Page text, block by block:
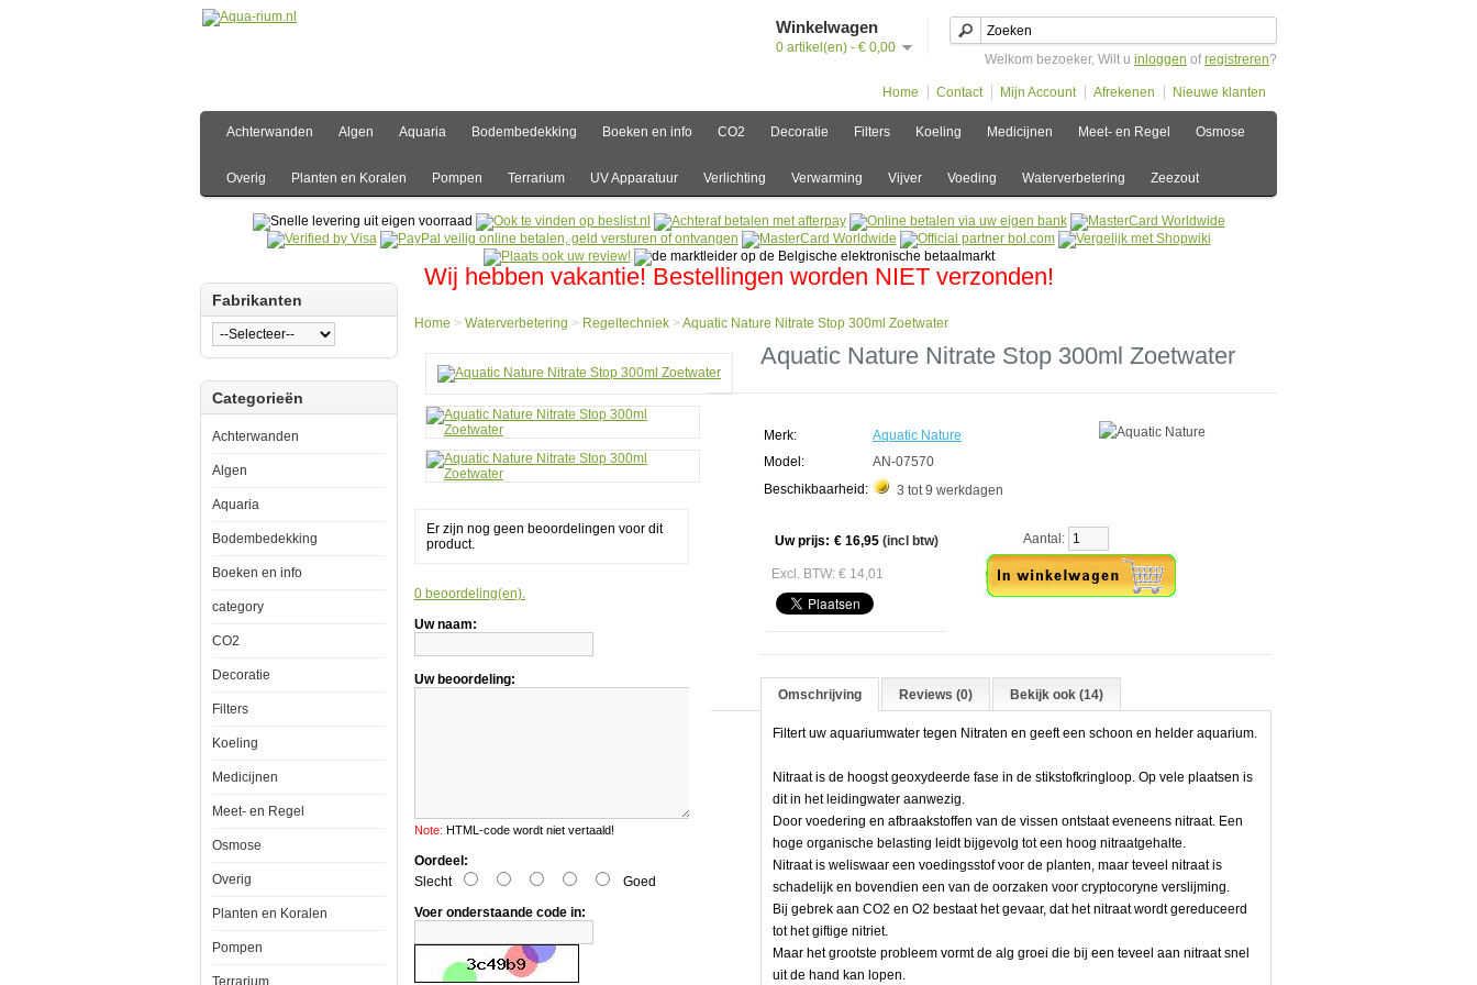
Winkelwagen
0 artikel(en) - € 0,00
Welkom bezoeker, Wilt u inloggen ofregistreren?
Home Contact Mijn Account Afrekenen Nieuwe klanten
Achterwanden Algen Aquaria Bodembedekking Boeken en info CO2 Decoratie Filters Koeling Medicijnen Meet- en Regel Osmose
Overig Planten en Koralen Pompen Terrarium UV Apparatuur Verlichting Verwarming Vijver Voeding Waterverbetering Zeezout
Wij hebben vakantie! Bestellingen worden NIET verzonden!
Fabrikanten
Categorieën
Achterwanden
Algen
Aquaria
Bodembedekking
Boeken en info
category
CO2
Decoratie
Filters
Koeling
Medicijnen
Meet- en Regel
Osmose
Overig
Planten en Koralen
Pompen
Terrarium
Waterverbetering
Regeltechniek
Aquatic
Nitrate
Stop
Nature
Nitrate
Stop
uw
aquariumwater
Nitraten
en
geeft
schoon
Home > Waterverbetering > Regeltechniek > Aquatic Nature Nitrate Stop 300ml Zoetwater
Er zijn nog geen beoordelingen voor dit
product.
0 beoordeling(en).
Uw naam:
Uw beoordeling:
Note: HTML-code wordt niet vertaald!
Oordeel:
Slecht
Goed
Voer onderstaande code in:
Aquatic Nature Nitrate Stop 300ml Zoetwater
Merk:
Aquatic Nature
Model:
AN-07570
Beschikbaarheid:
3 tot 9 werkdagen
Uw prijs: € 16,95 (incl btw)
Excl. BTW: € 14,01
Aantal:
Omschrijving Reviews (0) Bekijk ook (14)
Filtert uw aquariumwater tegen Nitraten en geeft een schoon en helder aquarium.
Nitraat is de hoogst geoxydeerde fase in de stikstofkringloop. Op vele plaatsen is
dit in het leidingwater aanwezig.
Door voedering en afbraakstoffen van de vissen ontstaat eveneens nitraat. Een
hoge organische belasting leidt bijgevolg tot een hoog nitraatgehalte.
Nitraat is weliswaar een voedingsstof voor de planten, maar teveel nitraat is
schadelijk en bovendien een van de oorzaken voor cryptocoryne verslijming.
Bij gebrek aan CO2 en O2 bestaat het gevaar, dat het nitraat wordt gereduceerd
tot het giftige nitriet.
Maar het grootste probleem vormt de alg groei die bij een teveel aan nitraat snel
uit de hand kan lopen.